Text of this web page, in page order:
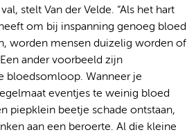
stelt Van der Velde. “Als het hart
om bij inspanning genoeg bloed
worden mensen duizelig worden of
ander voorbeeld zijn
bloedsomloop. Wanneer je
eventjes te weinig bloed
piepklein beetje schade ontstaan,
aan een beroerte. Al die kleine